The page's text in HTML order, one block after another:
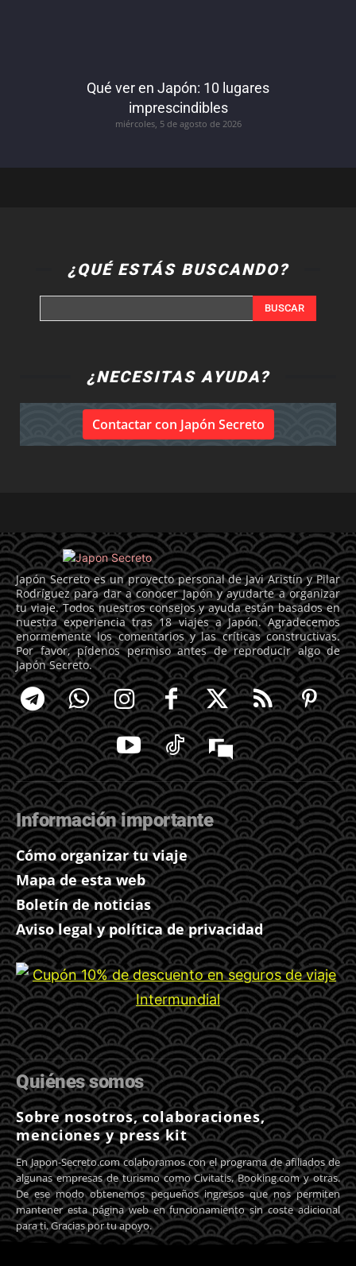
Qué ver en Japón: 10 lugares
imprescindibles
miércoles, 5 de agosto de 2026
¿QUÉ ESTÁS BUSCANDO?
BUSCAR
¿NECESITAS AYUDA?
Contactar con Japón Secreto
Japón Secreto es un proyecto personal de Javi Aristín y Pilar
Rodríguez para dar a conocer Japón y ayudarte a organizar
tu viaje. Todos nuestros consejos y ayuda están basados en
nuestra experiencia tras 18 viajes a Japón. Agradecemos
enormemente los comentarios y las críticas constructivas.
Por favor, pídenos permiso antes de reproducir algo de
Japón Secreto.
Información importante
Cómo organizar tu viaje
Mapa de esta web
Boletín de noticias
Aviso legal y política de privacidad
Quiénes somos
Sobre nosotros, colaboraciones,
menciones y press kit
En Japon-Secreto.com colaboramos con el programa de afiliados de
algunas empresas de turismo como Civitatis, Booking.com y otras.
De ese modo obtenemos pequeños ingresos que nos permiten
mantener esta página web en funcionamiento sin coste adicional
para ti. Gracias por tu apoyo.